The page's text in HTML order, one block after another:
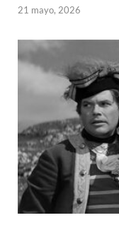
21 mayo, 2026